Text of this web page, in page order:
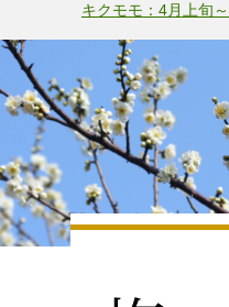
キクモモ：4月上旬